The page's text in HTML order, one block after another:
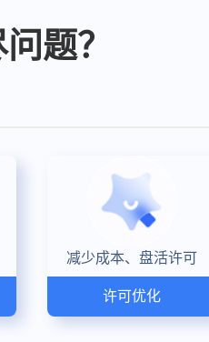
题？
减少成本、盘活许可
许可优化